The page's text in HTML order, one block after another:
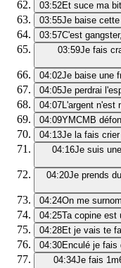
03:52Et suce ma
03:55Je baise
03:57C'est
03:59Je fais
04:02Je baise une
04:05Je perdrai
04:07L'argent n'est
04:09YMCMB
04:13Je la fais
04:16Je suis
04:20Je prends
04:24On me
04:25Ta copine est
04:28Et je vais te
04:30Enculé je fais
04:34Je fais